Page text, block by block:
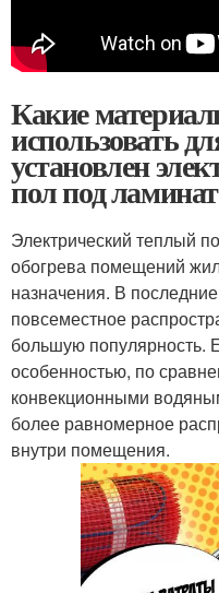
Какие
использовать
установлен
пол под ламинат
Электрический теплый
обогрева помещений
назначения. В
повсеместное
большую популярность.
особенностью, по
конвекционными
более равномерное
внутри помещения.